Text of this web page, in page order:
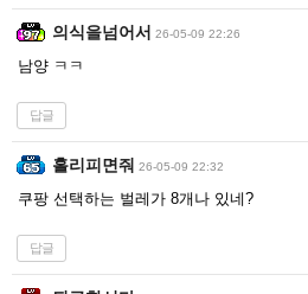
의식을넘어서 26-05-09 22:26
남양 ㅋㅋ
답글
홀리피면줘 26-05-09 22:32
쿠팡 선택하는 벌레가 8개나 있네?
답글